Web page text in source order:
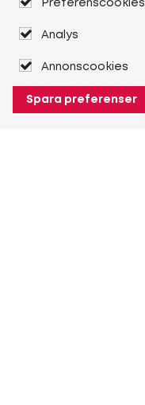
Preferenscookies
Analys
Annonscookies
Spara preferenser